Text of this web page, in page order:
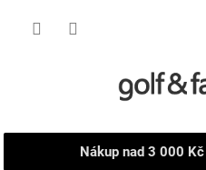
Nákup nad 3 000